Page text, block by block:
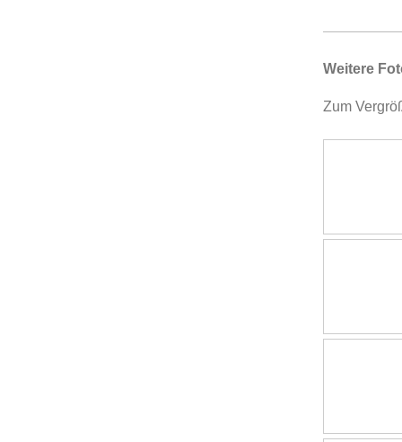
Weitere
Zum